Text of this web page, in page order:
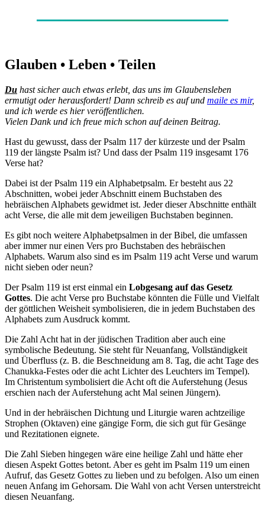
Glauben • Leben • Teilen
Du hast sicher auch etwas erlebt, das uns im Glaubensleben
ermutigt oder herausfordert! Dann schreib es auf und maile es mir,
und ich werde es hier veröffentlichen.
Vielen Dank und ich freue mich schon auf deinen Beitrag.
Hast du gewusst, dass der Psalm 117 der kürzeste und der Psalm
119 der längste Psalm ist? Und dass der Psalm 119 insgesamt 176
Verse hat?
Dabei ist der Psalm 119 ein Alphabetpsalm. Er besteht aus 22
Abschnitten, wobei jeder Abschnitt einem Buchstaben des
hebräischen Alphabets gewidmet ist. Jeder dieser Abschnitte enthält
acht Verse, die alle mit dem jeweiligen Buchstaben beginnen.
Es gibt noch weitere Alphabetpsalmen in der Bibel, die umfassen
aber immer nur einen Vers pro Buchstaben des hebräischen
Alphabets. Warum also sind es im Psalm 119 acht Verse und warum
nicht sieben oder neun?
Der Psalm 119 ist erst einmal ein Lobgesang auf das Gesetz
Gottes. Die acht Verse pro Buchstabe könnten die Fülle und Vielfalt
der göttlichen Weisheit symbolisieren, die in jedem Buchstaben des
Alphabets zum Ausdruck kommt.
Die Zahl Acht hat in der jüdischen Tradition aber auch eine
symbolische Bedeutung. Sie steht für Neuanfang, Vollständigkeit
und Überfluss (z. B. die Beschneidung am 8. Tag, die acht Tage des
Chanukka-Festes oder die acht Lichter des Leuchters im Tempel).
Im Christentum symbolisiert die Acht oft die Auferstehung (Jesus
erschien nach der Auferstehung acht Mal seinen Jüngern).
Und in der hebräischen Dichtung und Liturgie waren achtzeilige
Strophen (Oktaven) eine gängige Form, die sich gut für Gesänge
und Rezitationen eignete.
Die Zahl Sieben hingegen wäre eine heilige Zahl und hätte eher
diesen Aspekt Gottes betont. Aber es geht im Psalm 119 um einen
Aufruf, das Gesetz Gottes zu lieben und zu befolgen. Also um einen
neuen Anfang im Gehorsam. Die Wahl von acht Versen unterstreicht
diesen Neuanfang.